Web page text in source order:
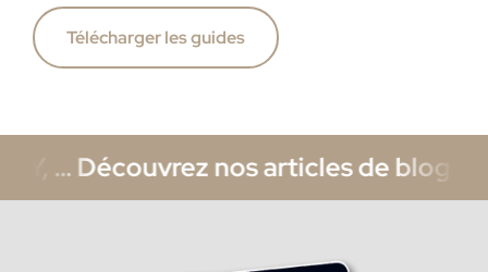
Télécharger les guides
… Découvrez nos articles de blog